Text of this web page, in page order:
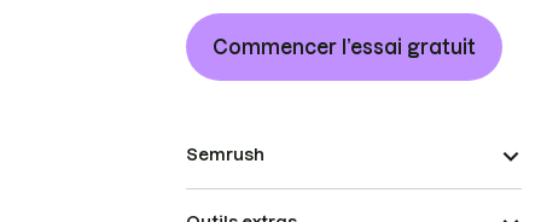
Commencer l’essai gratuit
Semrush